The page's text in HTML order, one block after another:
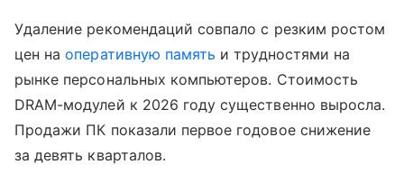
Удаление рекомендаций совпало с резким ростом
цен наоперативную память и трудностями на
рынке персональных компьютеров. Стоимость
DRAM-модулей к 2026 году существенно выросла.
Продажи ПК показали первое годовое снижение
за девять кварталов.